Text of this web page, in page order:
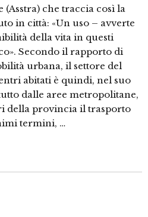
che traccia così la
in città: «Un uso – avverte
della vita in questi
Secondo il rapporto di
urbana, il settore del
abitati è quindi, nel suo
dalle aree metropolitane,
della provincia il trasporto
termini, …